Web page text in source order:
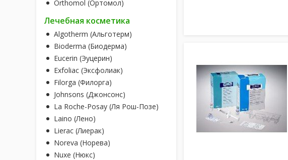
Orthomol (Ортомол)
Лечебная косметика
Algotherm (Альготерм)
Bioderma (Биодерма)
Eucerin (Эуцерин)
Exfoliac (Эксфолиак)
Filorga (Филорга)
Johnsons (Джонсонс)
La Roche-Posay (Ля Рош-Позе)
Laino (Лено)
Lierac (Лиерак)
Noreva (Норева)
Nuxe (Нюкс)